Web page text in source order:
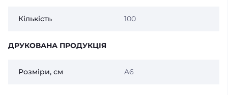
Кількість 100
ДРУКОВАНА ПРОДУКЦІЯ
Розміри, см A6